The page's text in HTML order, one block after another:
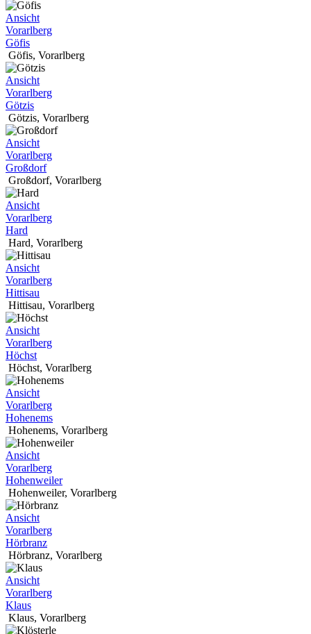
Ansicht
Vorarlberg
Göfis
Göfis, Vorarlberg
Ansicht
Vorarlberg
Götzis
Götzis, Vorarlberg
Ansicht
Vorarlberg
Großdorf
Großdorf, Vorarlberg
Ansicht
Vorarlberg
Hard
Hard, Vorarlberg
Ansicht
Vorarlberg
Hittisau
Hittisau, Vorarlberg
Ansicht
Vorarlberg
Höchst
Höchst, Vorarlberg
Ansicht
Vorarlberg
Hohenems
Hohenems, Vorarlberg
Ansicht
Vorarlberg
Hohenweiler
Hohenweiler, Vorarlberg
Ansicht
Vorarlberg
Hörbranz
Hörbranz, Vorarlberg
Ansicht
Vorarlberg
Klaus
Klaus, Vorarlberg